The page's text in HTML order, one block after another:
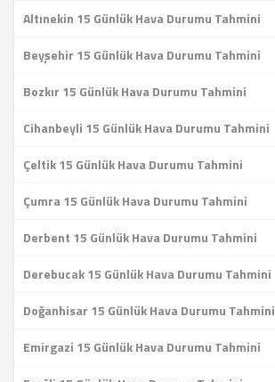
Altınekin 15 Günlük Hava Durumu Tahmini
Beyşehir 15 Günlük Hava Durumu Tahmini
Bozkır 15 Günlük Hava Durumu Tahmini
Cihanbeyli 15 Günlük Hava Durumu Tahmini
Çeltik 15 Günlük Hava Durumu Tahmini
Çumra 15 Günlük Hava Durumu Tahmini
Derbent 15 Günlük Hava Durumu Tahmini
Derebucak 15 Günlük Hava Durumu Tahmini
Doğanhisar 15 Günlük Hava Durumu Tahmini
Emirgazi 15 Günlük Hava Durumu Tahmini